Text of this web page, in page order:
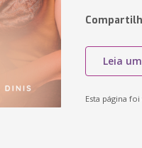
Leia
Esta página foi